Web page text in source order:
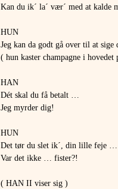
Kan du ik´ la´ vær´ med at kalde
HUN
Jeg kan da godt gå over til at
( hun kaster champagne i
HAN
Dét skal du få betalt …
Jeg myrder dig!
HUN
Det tør du slet ik´, din lille feje …
Var det ikke … fister?!
( HAN II viser sig )